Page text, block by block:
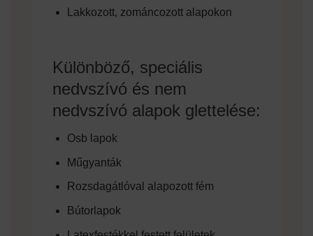
Lakkozott, zománcozott alapokon
Különböző, speciális
nedvszívó és nem
nedvszívó alapok glettelése:
Osb lapok
Műgyanták
Rozsdagátlóval alapozott fém
Bútorlapok